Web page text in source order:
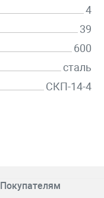
4
39
600
сталь
СКП-14-4
Покупателям